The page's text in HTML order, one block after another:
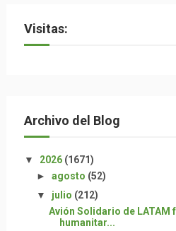
Visitas:
Archivo del Blog
▼ 2026 (1671)
► agosto (52)
▼ julio (212)
Avión Solidario de LATAM
humanitar...